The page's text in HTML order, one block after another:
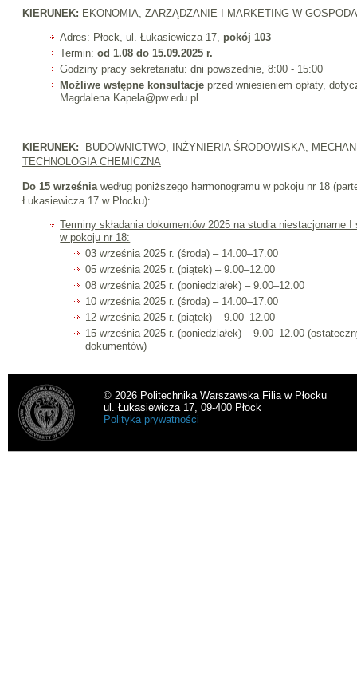
KIERUNEK: EKONOMIA, ZARZĄDZANIE I MARKETING W
Adres: Płock, ul. Łukasiewicza 17, pokój 103
Termin:od 1.08 do 15.09.2025 r.
Godziny pracy sekretariatu: dni powszednie, 8:00 - 15:00
Możliwe wstępne konsultacje przed wniesieniem opłaty,
Magdalena.Kapela@pw.edu.pl
KIERUNEK:
BUDOWNICTWO, INŻYNIERIA ŚRODOWISKA,
TECHNOLOGIA CHEMICZNA
Do 15 września według poniższego harmonogramu w pokoju nr 18
Łukasiewicza 17 w Płocku):
Terminy składania dokumentów 2025 na studia niestacjonarne
w pokoju nr 18:
03 września 2025 r. (środa) – 14.00–17.00
05 września 2025 r. (piątek) – 9.00–12.00
08 września 2025 r. (poniedziałek) – 9.00–12.00
10 września 2025 r. (środa) – 14.00–17.00
12 września 2025 r. (piątek) – 9.00–12.00
15 września 2025 r. (poniedziałek) – 9.00–12.00
dokumentów)
© 2026 Politechnika Warszawska Filia w Płocku
ul. Łukasiewicza 17, 09-400 Płock
Polityka prywatności